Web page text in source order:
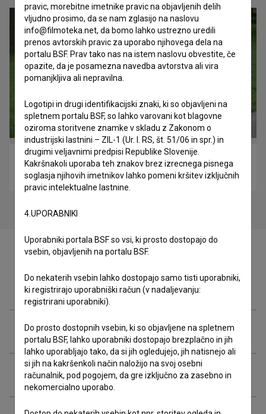
Alma M. Karlin: Samotno potovanje (2009)
biografski, potopisni
Zasedba
Ekipa
Organizacije
pravic, morebitne imetnike pravic na objavljenih delih
vljudno prosimo, da se nam zglasijo na naslovu
info@filmoteka.net, da bomo lahko ustrezno uredili
prenos avtorskih pravic za uporabo njihovega dela na
portalu BSF. Prav tako nas na istem naslovu obvestite, če
opazite, da je posamezna navedba avtorstva ali vira
pomanjkljiva ali nepravilna.
Logotipi in drugi identifikacijski znaki, ki so objavljeni na
spletnem portalu BSF, so lahko varovani kot blagovne
oziroma storitvene znamke v skladu z Zakonom o
industrijski lastnini – ZIL-1 (Ur. l. RS, št. 51/06 in spr.) in
drugimi veljavnimi predpisi Republike Slovenije.
Kakršnakoli uporaba teh znakov brez izrecnega pisnega
soglasja njihovih imetnikov lahko pomeni kršitev izključnih
pravic intelektualne lastnine.
4.UPORABNIKI
Uporabniki portala BSF so vsi, ki prosto dostopajo do
vsebin, objavljenih na portalu BSF.
Do nekaterih vsebin lahko dostopajo samo tisti uporabniki,
ki registrirajo uporabniški račun (v nadaljevanju:
registrirani uporabniki).
Do prosto dostopnih vsebin, ki so objavljene na spletnem
portalu BSF, lahko uporabniki dostopajo brezplačno in jih
lahko uporabljajo tako, da si jih ogledujejo, jih natisnejo ali
si jih na kakršenkoli način naložijo na svoj osebni
računalnik, pod pogojem, da gre izključno za zasebno in
nekomercialno uporabo.